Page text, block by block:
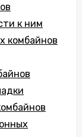
к ним
комбайнов